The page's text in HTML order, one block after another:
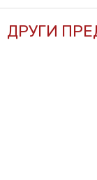
ДРУГИ